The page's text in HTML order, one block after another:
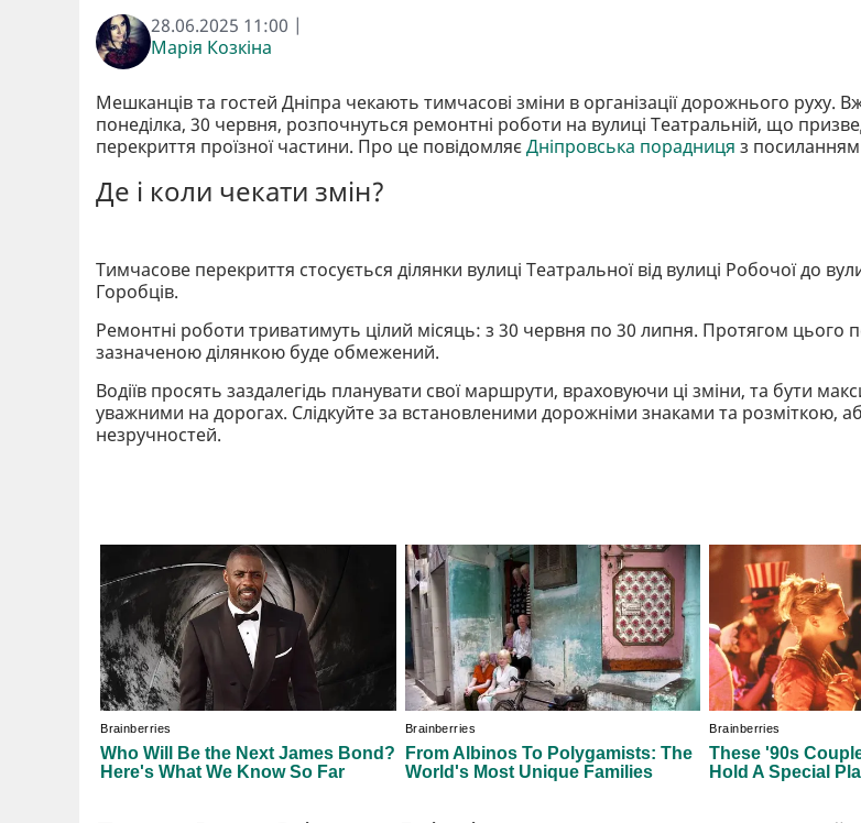
28.06.2025 11:00 |
Марія Козкіна
Мешканців та гостей Дніпра чекають тимчасові зміни в організації дорожнього руху.
понеділка, 30 червня, розпочнуться ремонтні роботи на вулиці Театральній, що
перекриття проїзної частини. Про це повідомляєДніпровська порадниця з посиланням
Де і коли чекати змін?
Тимчасове перекриття стосується ділянки вулиці Театральної від вулиці Робочої до
Горобців.
Ремонтні роботи триватимуть цілий місяць: з 30 червня по 30 липня. Протягом цього
зазначеною ділянкою буде обмежений.
Водіїв просять заздалегідь планувати свої маршрути, враховуючи ці зміни, та бути
уважними на дорогах. Слідкуйте за встановленими дорожніми знаками та розміткою,
незручностей.